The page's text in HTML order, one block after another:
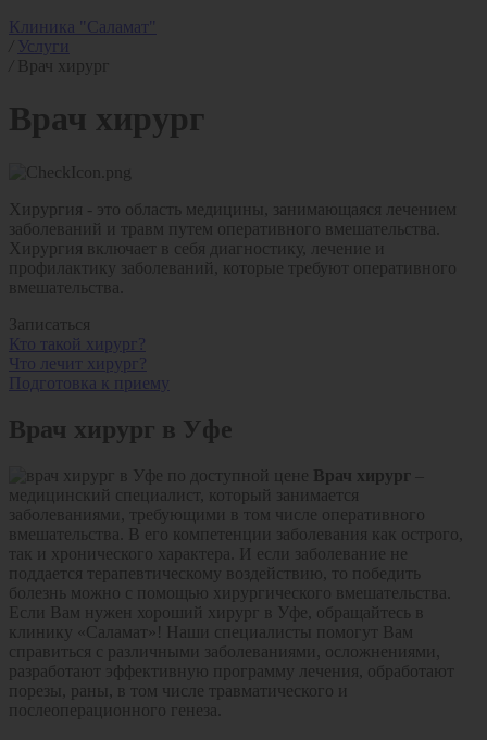
Клиника "Саламат"
Услуги
Врач хирург
Врач хирург
Хирургия - это область медицины, занимающаяся лечением
заболеваний и травм путем оперативного вмешательства.
Хирургия включает в себя диагностику, лечение и
профилактику заболеваний, которые требуют оперативного
вмешательства.
Записаться
Кто такой хирург?
Что лечит хирург?
Подготовка к приему
Врач хирург в Уфе
Врач хирург
медицинский специалист, который занимается
заболеваниями, требующими в том числе оперативного
вмешательства. В его компетенции заболевания как острого,
так и хронического характера. И если заболевание не
поддается терапевтическому воздействию, то победить
болезнь можно с помощью хирургического вмешательства.
Если Вам нужен хороший хирург в Уфе, обращайтесь в
клинику «Саламат»! Наши специалисты помогут Вам
справиться с различными заболеваниями, осложнениями,
разработают эффективную программу лечения, обработают
порезы, раны, в том числе травматического и
послеоперационного генеза.